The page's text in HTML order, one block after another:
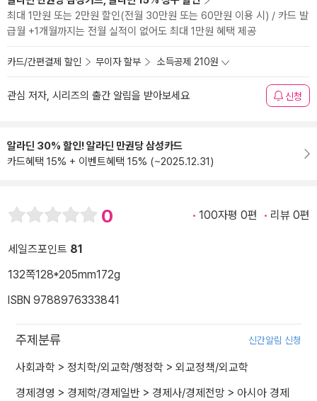
최대 1만원 또는 2만원 할인(전월 30만원 또는 60만원 이용 시) / 카드 발
급월 +1개월까지는 전월 실적이 없어도 최대 1만원 혜택 제공
카드/간편결제 할인 무이자 할부 소득공제 210원
관심 저자, 시리즈의 출간 알림을 받아보세요 신청
알라딘 30% 할인! 알라딘 만권당 삼성카드
카드혜택 15% + 이벤트혜택 15% (~2025.12.31)
0 100자평 0편 리뷰 0편
세일즈포인트 81
132쪽128*205mm172g
ISBN 9788976333841
주제분류 신간알림 신청
사회과학 > 정치학/외교학/행정학 > 외교정책/외교학
경제경영 > 경제학/경제일반 > 경제사/경제전망 > 아시아 경제